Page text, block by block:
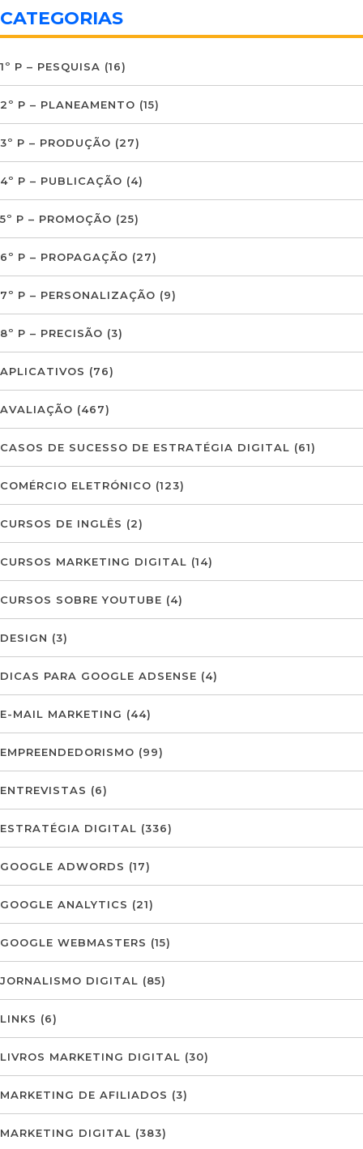
CATEGORIAS
1º P – PESQUISA (16)
2º P – PLANEAMENTO (15)
3º P – PRODUÇÃO (27)
4º P – PUBLICAÇÃO (4)
5º P – PROMOÇÃO (25)
6º P – PROPAGAÇÃO (27)
7º P – PERSONALIZAÇÃO (9)
8º P – PRECISÃO (3)
APLICATIVOS (76)
AVALIAÇÃO (467)
CASOS DE SUCESSO DE ESTRATÉGIA DIGITAL (61)
COMÉRCIO ELETRÓNICO (123)
CURSOS DE INGLÊS (2)
CURSOS MARKETING DIGITAL (14)
CURSOS SOBRE YOUTUBE (4)
DESIGN (3)
DICAS PARA GOOGLE ADSENSE (4)
E-MAIL MARKETING (44)
EMPREENDEDORISMO (99)
ENTREVISTAS (6)
ESTRATÉGIA DIGITAL (336)
GOOGLE ADWORDS (17)
GOOGLE ANALYTICS (21)
GOOGLE WEBMASTERS (15)
JORNALISMO DIGITAL (85)
LINKS (6)
LIVROS MARKETING DIGITAL (30)
MARKETING DE AFILIADOS (3)
MARKETING DIGITAL (383)